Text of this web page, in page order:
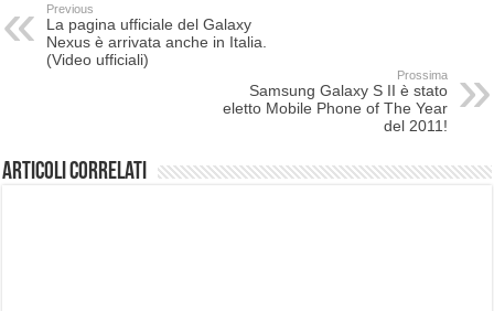
Previous
La pagina ufficiale del Galaxy
Nexus è arrivata anche in Italia.
(Video ufficiali)
Prossima
Samsung Galaxy S II è stato
eletto Mobile Phone of The Year
del 2011!
Articoli correlati